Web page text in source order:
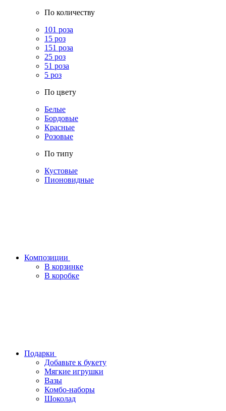
По количеству
101 роза
15 роз
151 роза
25 роз
51 роза
5 роз
По цвету
Белые
Бордовые
Красные
Розовые
По типу
Кустовые
Пионовидные
Композиции
В корзинке
В коробке
Подарки
Добавьте к букету
Мягкие игрушки
Вазы
Комбо-наборы
Шоколад